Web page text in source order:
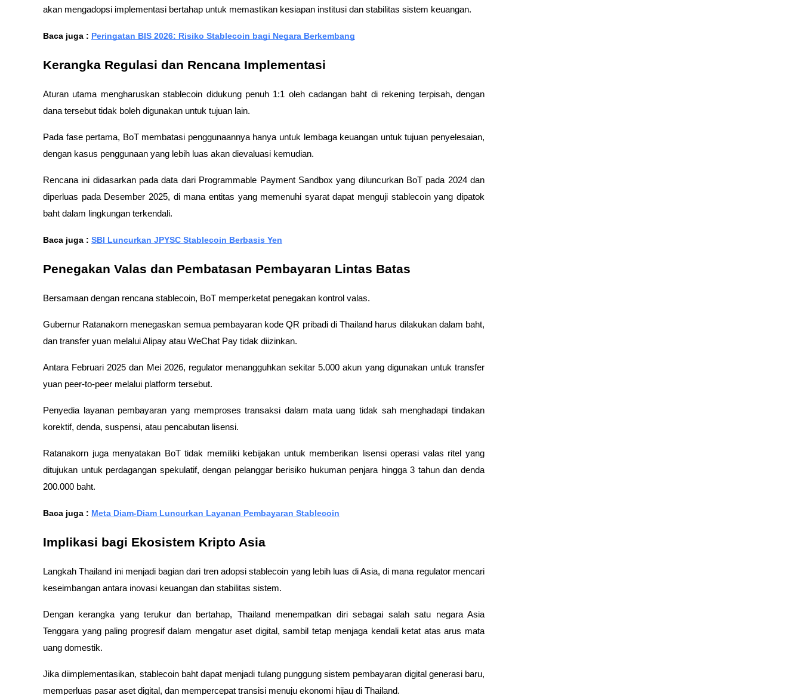
akan mengadopsi implementasi bertahap untuk memastikan kesiapan institusi dan stabilitas sistem keuangan.
Baca juga : Peringatan BIS 2026: Risiko Stablecoin bagi Negara Berkembang
Kerangka Regulasi dan Rencana Implementasi
Aturan utama mengharuskan stablecoin didukung penuh 1:1 oleh cadangan baht di rekening terpisah, dengan
dana tersebut tidak boleh digunakan untuk tujuan lain.
Pada fase pertama, BoT membatasi penggunaannya hanya untuk lembaga keuangan untuk tujuan penyelesaian,
dengan kasus penggunaan yang lebih luas akan dievaluasi kemudian.
Rencana ini didasarkan pada data dari Programmable Payment Sandbox yang diluncurkan BoT pada 2024 dan
diperluas pada Desember 2025, di mana entitas yang memenuhi syarat dapat menguji stablecoin yang dipatok
baht dalam lingkungan terkendali.
Baca juga : SBI Luncurkan JPYSC Stablecoin Berbasis Yen
Penegakan Valas dan Pembatasan Pembayaran Lintas Batas
Bersamaan dengan rencana stablecoin, BoT memperketat penegakan kontrol valas.
Gubernur Ratanakorn menegaskan semua pembayaran kode QR pribadi di Thailand harus dilakukan dalam baht,
dan transfer yuan melalui Alipay atau WeChat Pay tidak diizinkan.
Antara Februari 2025 dan Mei 2026, regulator menangguhkan sekitar 5.000 akun yang digunakan untuk transfer
yuan peer-to-peer melalui platform tersebut.
Penyedia layanan pembayaran yang memproses transaksi dalam mata uang tidak sah menghadapi tindakan
korektif, denda, suspensi, atau pencabutan lisensi.
Ratanakorn juga menyatakan BoT tidak memiliki kebijakan untuk memberikan lisensi operasi valas ritel yang
ditujukan untuk perdagangan spekulatif, dengan pelanggar berisiko hukuman penjara hingga 3 tahun dan denda
200.000 baht.
Baca juga : Meta Diam-Diam Luncurkan Layanan Pembayaran Stablecoin
Implikasi bagi Ekosistem Kripto Asia
Langkah Thailand ini menjadi bagian dari tren adopsi stablecoin yang lebih luas di Asia, di mana regulator mencari
keseimbangan antara inovasi keuangan dan stabilitas sistem.
Dengan kerangka yang terukur dan bertahap, Thailand menempatkan diri sebagai salah satu negara Asia
Tenggara yang paling progresif dalam mengatur aset digital, sambil tetap menjaga kendali ketat atas arus mata
uang domestik.
Jika diimplementasikan, stablecoin baht dapat menjadi tulang punggung sistem pembayaran digital generasi baru,
memperluas pasar aset digital, dan mempercepat transisi menuju ekonomi hijau di Thailand.